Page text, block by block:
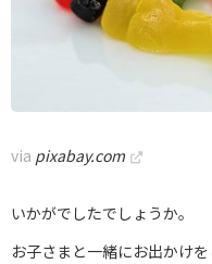
via pixabay.com
いかがでしたでしょうか。
お子さまと一緒にお出かけ